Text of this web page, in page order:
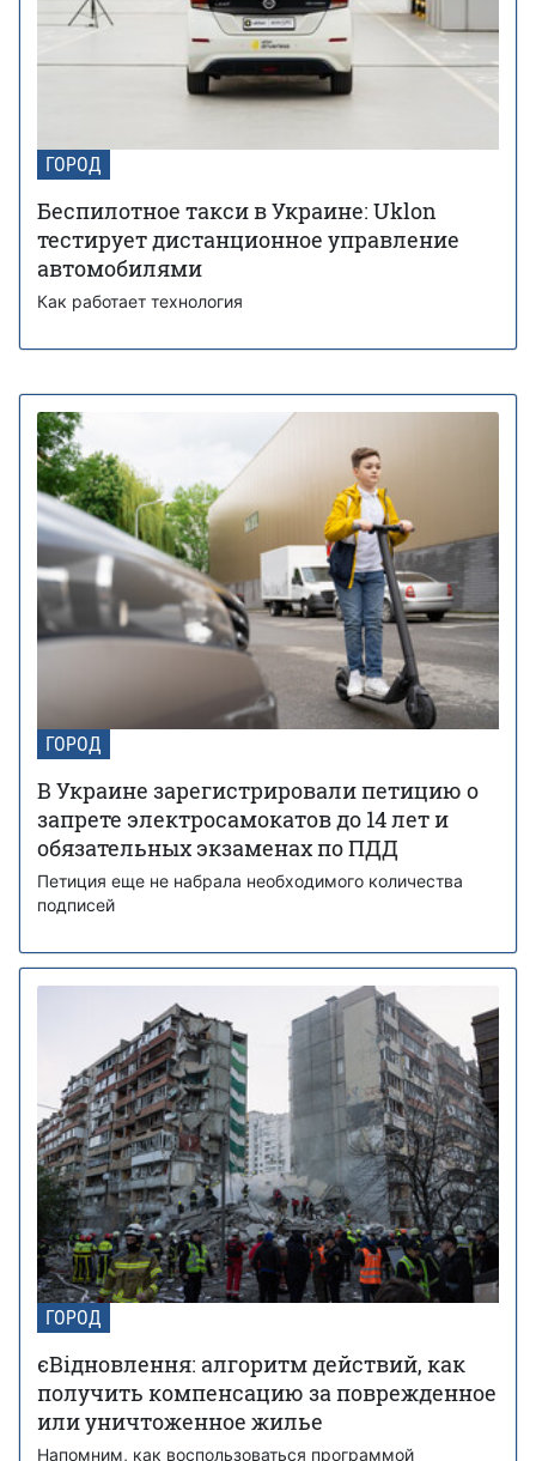
ГОРОД
Беспилотное такси в Украине: Uklon
тестирует дистанционное управление
автомобилями
Как работает технология
ГОРОД
В Украине зарегистрировали петицию о
запрете электросамокатов до 14 лет и
обязательных экзаменах по ПДД
Петиция еще не набрала необходимого количества
подписей
ГОРОД
єВідновлення: алгоритм действий, как
получить компенсацию за поврежденное
или уничтоженное жилье
Напомним, как воспользоваться программой